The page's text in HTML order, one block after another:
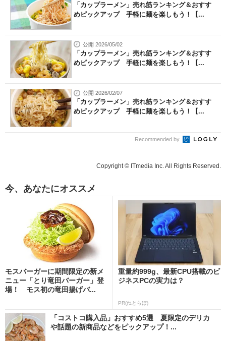
「カップラーメン」売れ筋ランキング＆おすす
めピックアップ 手軽に麺を楽しもう！【...
公開 2026/05/02
「カップラーメン」売れ筋ランキング＆おすす
めピックアップ 手軽に麺を楽しもう！【...
公開 2026/02/07
「カップラーメン」売れ筋ランキング＆おすす
めピックアップ 手軽に麺を楽しもう！【...
Recommended by
Copyright © ITmedia Inc. All Rights Reserved.
今、あなたにオススメ
モスバーガーに期間限定の新メ
ニュー「とり竜田バーガー」登
場！ モス初の竜田揚げバ...
重量約999g、最新CPU搭載のビ
ジネスPCの実力は？
PR(ねとらぼ)
「コストコ購入品」おすすめ5選 夏限定のデリカ
や話題の新商品などをピックアップ！...